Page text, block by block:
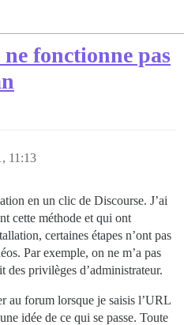
fonctionne pas
11:13
en un clic de Discourse. J’ai
cette méthode et qui ont
certaines étapes n’ont pas
Par exemple, on ne m’a pas
des privilèges d’administrateur.
au forum lorsque je saisis l’URL
idée de ce qui se passe. Toute